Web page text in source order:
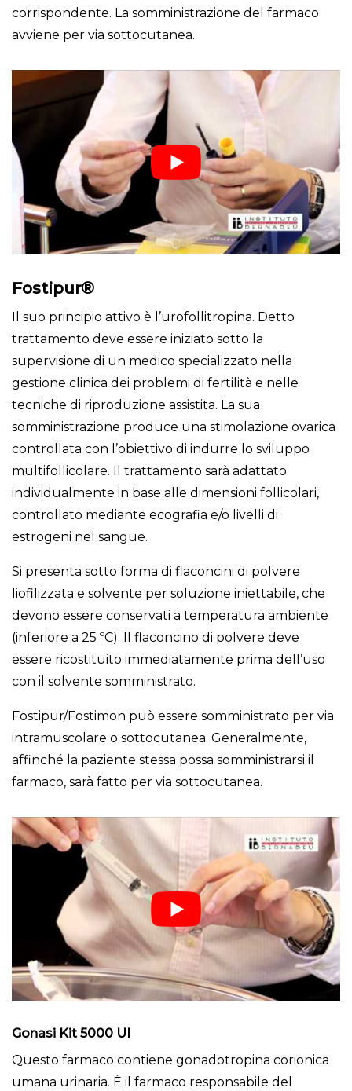
corrispondente. La somministrazione del farmaco
avviene per via sottocutanea.
Fostipur®
Il suo principio attivo è l’urofollitropina. Detto
trattamento deve essere iniziato sotto la
supervisione di un medico specializzato nella
gestione clinica dei problemi di fertilità e nelle
tecniche di riproduzione assistita. La sua
somministrazione produce una stimolazione ovarica
controllata con l’obiettivo di indurre lo sviluppo
multifollicolare. Il trattamento sarà adattato
individualmente in base alle dimensioni follicolari,
controllato mediante ecografia e/o livelli di
estrogeni nel sangue.
Si presenta sotto forma di flaconcini di polvere
liofilizzata e solvente per soluzione iniettabile, che
devono essere conservati a temperatura ambiente
(inferiore a 25 ºC). Il flaconcino di polvere deve
essere ricostituito immediatamente prima dell’uso
con il solvente somministrato.
Fostipur/Fostimon può essere somministrato per via
intramuscolare o sottocutanea. Generalmente,
affinché la paziente stessa possa somministrarsi il
farmaco, sarà fatto per via sottocutanea.
Gonasi Kit 5000 UI
Questo farmaco contiene gonadotropina corionica
umana urinaria. È il farmaco responsabile del